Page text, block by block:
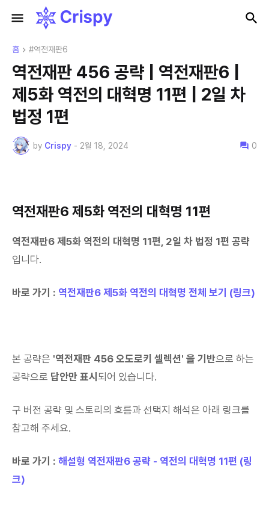
홈 #역전재판6
역전재판 456 공략 | 역전재판6 |
제5화 역전의 대혁명 11편 | 2일 차
법정 1편
by Crispy - 2월 18, 2024 0
역전재판6 제5화 역전의 대혁명 11편
역전재판6 제5화 역전의 대혁명 11편, 2일 차 법정 1편 공략
입니다.
바로 가기 : 역전재판6 제5화 역전의 대혁명 전체 보기 (링크)
본 공략은 '역전재판 456 오도로키 셀렉션' 을 기반으로 하는
공략으로 답안만 표시 되어 있습니다.
구 버전 공략 및 스토리의 흐름과 선택지 해석은 아래 링크를
참고해 주세요.
바로 가기 : 해설형 역전재판6 공략 - 역전의 대혁명 11편 (링
크)